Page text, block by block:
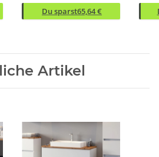
Du sparst65,64 €
Artikel